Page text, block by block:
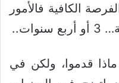
الكافية فالأمور
قدموا، ولكن في